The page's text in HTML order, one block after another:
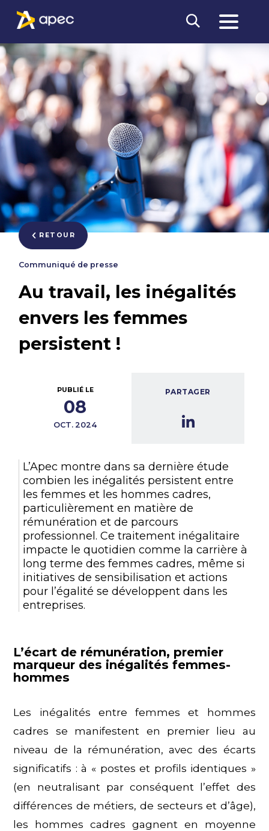
RETOUR
Communiqué de presse
Au travail, les inégalités
envers les femmes
persistent !
PUBLIÉ LE
08
OCT. 2024
PARTAGER
L’Apec montre dans sa dernière étude
combien les inégalités persistent entre
les femmes et les hommes cadres,
particulièrement en matière de
rémunération et de parcours
professionnel. Ce traitement inégalitaire
impacte le quotidien comme la carrière à
long terme des femmes cadres, même si
initiatives de sensibilisation et actions
pour l’égalité se développent dans les
entreprises.
L’écart de rémunération, premier
marqueur des inégalités femmes-
hommes
Les inégalités entre femmes et hommes
cadres se manifestent en premier lieu au
niveau de la rémunération, avec des écarts
significatifs : à « postes et profils identiques »
(en neutralisant par conséquent l’effet des
différences de métiers, de secteurs et d’âge),
les hommes cadres gagnent en moyenne